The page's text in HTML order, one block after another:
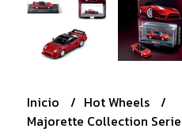
Inicio
Hot Wheels
Majorette Collection